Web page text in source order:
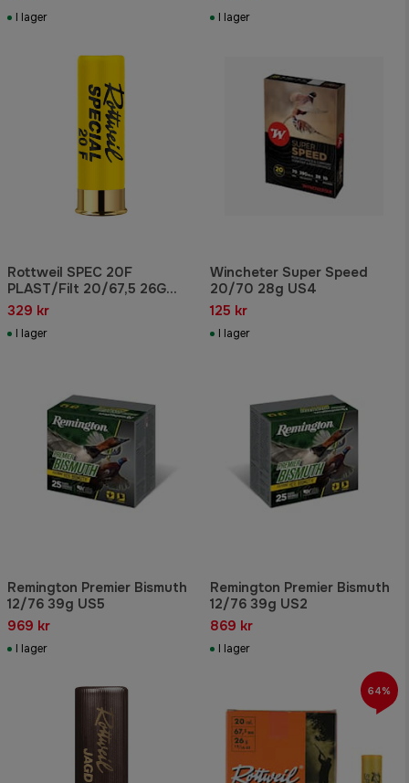
I lager I lager
Rottweil SPEC 20F
PLAST/Filt 20/67,5 26G
US6, 25st
329 kr
I lager
Wincheter Super Speed
20/70 28g US4
125 kr
I lager
Remington Premier Bismuth
12/76 39g US5
969 kr
I lager
Remington Premier Bismuth
12/76 39g US2
869 kr
I lager
64%